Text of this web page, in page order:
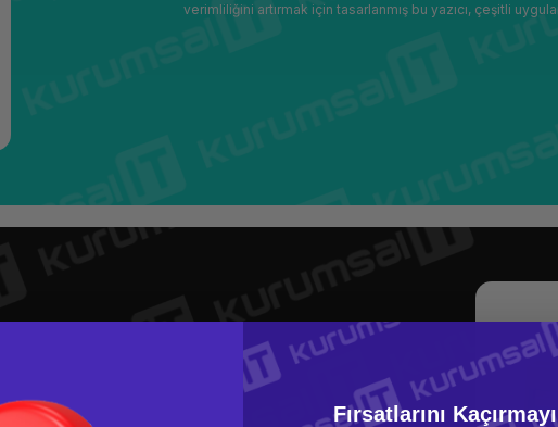
verimliliğini artırmak için tasarlanmış bu yazıcı, çeşitli
Fırsatlarını